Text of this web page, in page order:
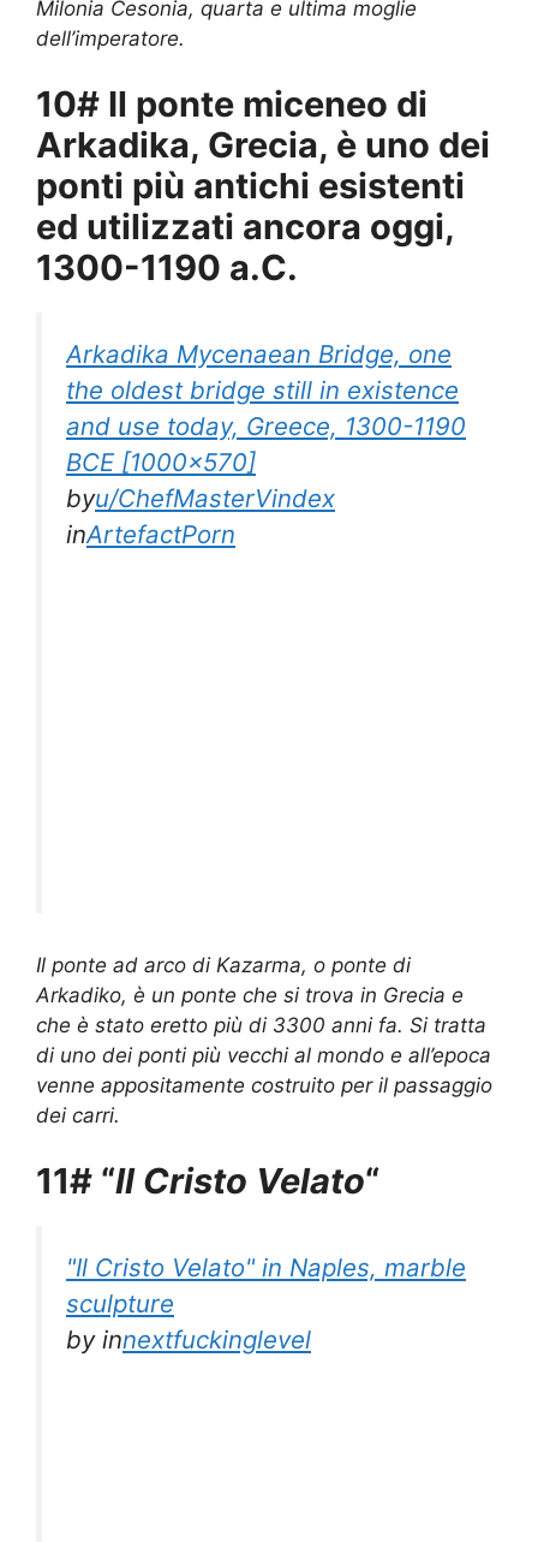
Milonia Cesonia, quarta e ultima moglie
dell’imperatore.
10# Il ponte miceneo di
Arkadika, Grecia, è uno dei
ponti più antichi esistenti
ed utilizzati ancora oggi,
1300-1190 a.C.
Arkadika Mycenaean Bridge, one
the oldest bridge still in existence
and use today, Greece, 1300-1190
BCE [1000×570]
byu/ChefMasterVindex
inArtefactPorn
Il ponte ad arco di Kazarma, o ponte di
Arkadiko, è un ponte che si trova in Grecia e
che è stato eretto più di 3300 anni fa. Si tratta
di uno dei ponti più vecchi al mondo e all’epoca
venne appositamente costruito per il passaggio
dei carri.
11# “Il Cristo Velato“
"Il Cristo Velato" in Naples, marble
sculpture
byinnextfuckinglevel